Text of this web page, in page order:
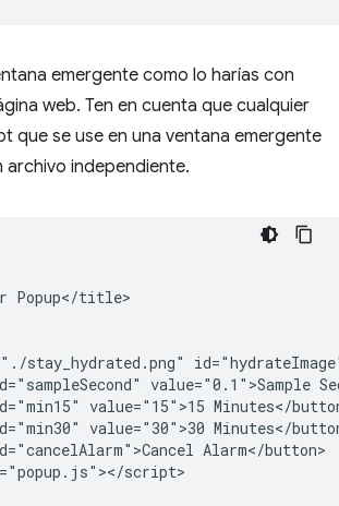
emergente como lo harías con
web. Ten en cuenta que cualquier
que se use en una ventana emergente
archivo independiente.
Popup</title>
stay_hydrated.png"
value="0.1">Sample
value="15">15 Minutes</
value="30">30 Minutes</
Alarm</button>
script>